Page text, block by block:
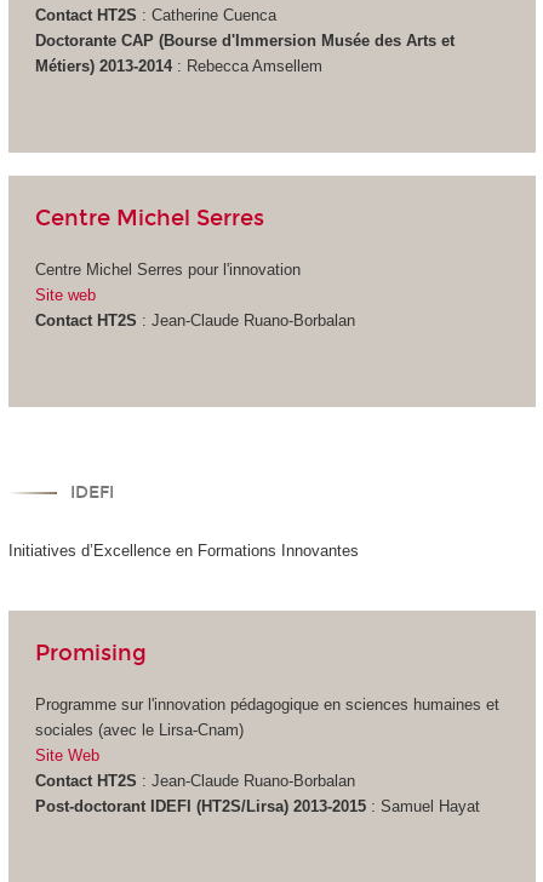
Contact HT2S : Catherine Cuenca
Doctorante CAP (Bourse d'Immersion Musée des Arts et
Métiers) 2013-2014: Rebecca Amsellem
Centre Michel Serres
Centre Michel Serres pour l'innovation
Site web
Contact HT2S : Jean-Claude Ruano-Borbalan
IDEFI
Initiatives d’Excellence en Formations Innovantes
Promising
Programme sur l'innovation pédagogique en sciences humaines et
sociales (avec le Lirsa-Cnam)
Site Web
Contact HT2S : Jean-Claude Ruano-Borbalan
Post-doctorant IDEFI (HT2S/Lirsa) 2013-2015: Samuel Hayat